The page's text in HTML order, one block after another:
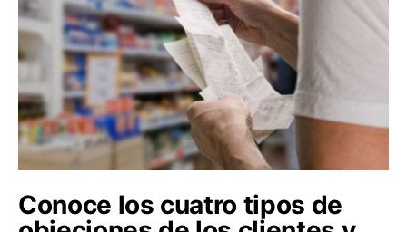
Conoce los cuatro tipos de